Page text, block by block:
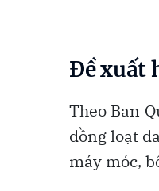
Đề xuất
Theo Ban
đồng loạt
máy móc,